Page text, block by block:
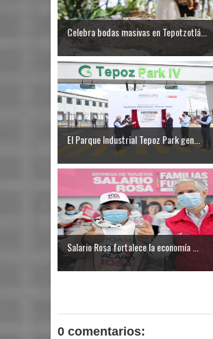
Celebra bodas masivas en Tepotzotlá...
El Parque Industrial Tepoz Park gen...
Salario Rosa fortalece la economía ...
0 comentarios: